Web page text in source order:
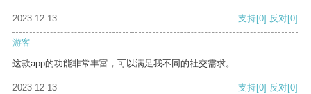
2023-12-13 支持[0] 反对[0]
游客
这款app的功能非常丰富，可以满足我不同的社交需求。
2023-12-13 支持[0] 反对[0]